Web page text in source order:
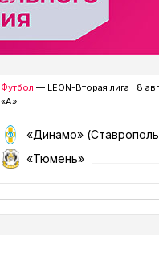
Футбол — LEON-Вторая лига
«А»
8
«Динамо»
«Тюмень»